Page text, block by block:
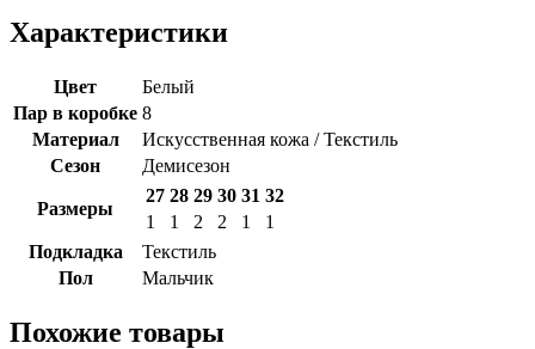
Характеристики
Цвет
Белый
Пар в коробке 8
Материал
Искусственная кожа / Текстиль
Сезон
Демисезон
Размеры
27 28 29 30 31 32
1
1 2 2 1
1
Подкладка
Текстиль
Пол
Мальчик
Похожие товары